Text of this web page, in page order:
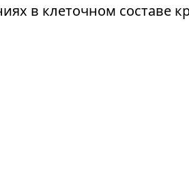
в клеточном составе